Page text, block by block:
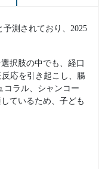
予測されており、2025
択肢の中でも、経口
応を引き起こし、腸
コラル、シャンコー
ているため、子ども